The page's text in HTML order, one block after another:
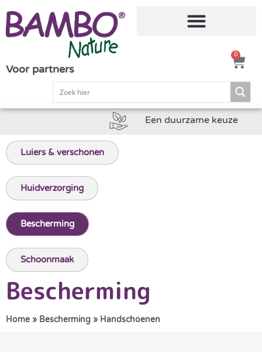
Voor partners
0
Een duurzame keuze
Luiers & verschonen
Huidverzorging
Bescherming
Schoonmaak
Bescherming
Home » Bescherming » Handschoenen